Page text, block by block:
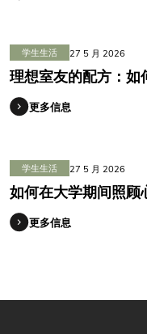
学生生活 27 5 月 2026
理想室友的配方：如
更多信息
学生生活 27 5 月 2026
如何在大学期间照
更多信息